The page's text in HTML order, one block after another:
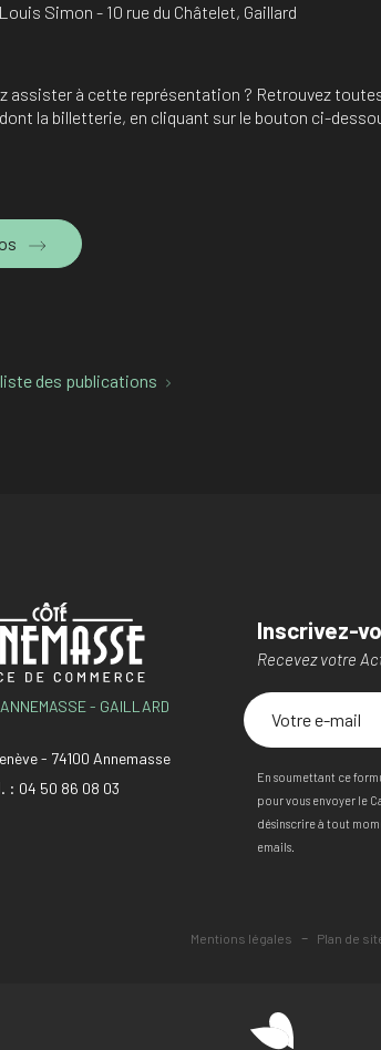
Simon - 10 rue du Châtelet, Gaillard
assister à cette représentation ? Retrouvez
la billetterie, en cliquant sur le bouton ci-
des publications
- GAILLARD
- 74100 Annemasse
: 04 50 86 08 03
Inscrivez-
Recevez votre
En soumettant ce
pour vous envoyer le
désinscrire à tout
emails.
Mentions légales - Plan de